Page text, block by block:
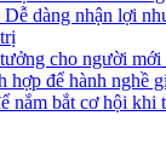
dàng nhận lợi
cho người mới
hợp để hành nghề
nắm bắt cơ hội khi